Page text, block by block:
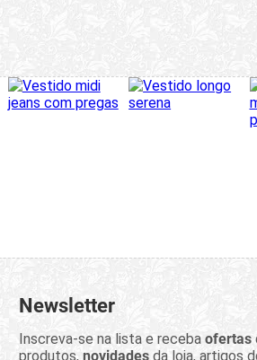
Newsletter
Inscreva-se na lista e receba ofertas
produtos, novidadesda loja, artigos